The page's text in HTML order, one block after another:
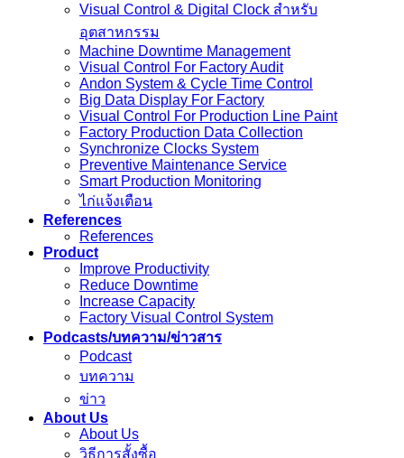
Visual Control & Digital Clock สำหรับ
อุตสาหกรรม
Machine Downtime Management
Visual Control For Factory Audit
Andon System & Cycle Time Control
Big Data Display For Factory
Visual Control For Production Line Paint
Factory Production Data Collection
Synchronize Clocks System
Preventive Maintenance Service
Smart Production Monitoring
ไก่แจ้งเตือน
References
References
Product
Improve Productivity
Reduce Downtime
Increase Capacity
Factory Visual Control System
Podcasts/บทความ/ข่าวสาร
Podcast
บทความ
ข่าว
About Us
About Us
วิธีการสั้งซื้อ